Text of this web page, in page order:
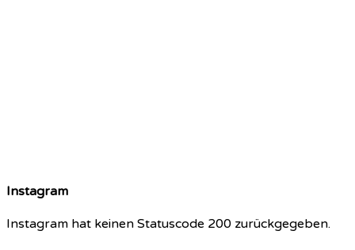
Instagram
Instagram hat keinen Statuscode 200 zurückgegeben.